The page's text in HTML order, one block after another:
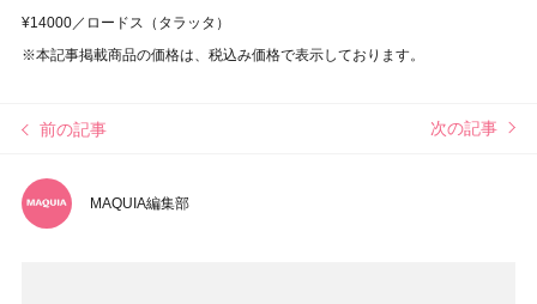
¥14000／ロードス（タラッタ）
※本記事掲載商品の価格は、税込み価格で表示しております。
前の記事 次の記事
MAQUIA編集部